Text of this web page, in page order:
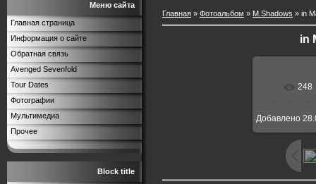
Меню сайта
Главная страница
Информация о сайте
Обратная связь
Avenged Sevenfold
Tour Dates
Фотографии
Мультимедиа
Прочее
Block title
Главная » Фотоальбом » M.Shadows » in
in
248
Добавлено